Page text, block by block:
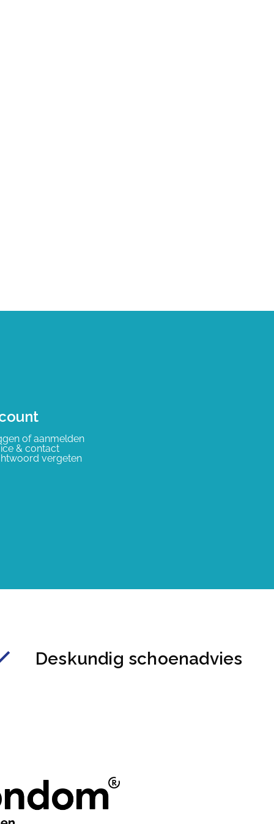
of aanmelden
& contact
vergeten
Deskundig schoenadvies